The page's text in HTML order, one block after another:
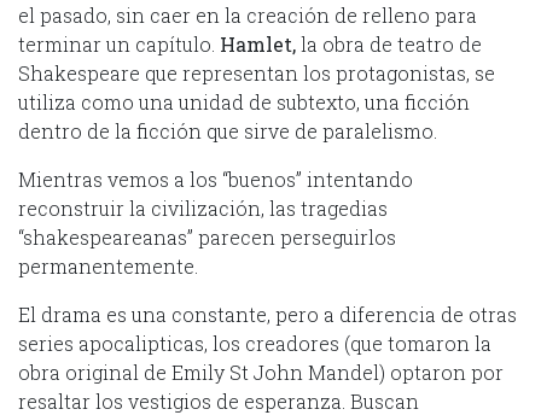
el pasado, sin caer en la creación de relleno para
terminar un capítulo. Hamlet,la obra de teatro de
Shakespeare que representan los protagonistas, se
utiliza como una unidad de subtexto, una ficción
dentro de la ficción que sirve de paralelismo.
Mientras vemos a los “buenos” intentando
reconstruir la civilización, las tragedias
“shakespeareanas” parecen perseguirlos
permanentemente.
El drama es una constante, pero a diferencia de otras
series apocalipticas, los creadores (que tomaron la
obra original de Emily St John Mandel) optaron por
resaltar los vestigios de esperanza. Buscan